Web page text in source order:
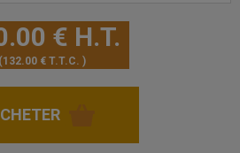
.00 € H.T.
132.00€ T.T.C.